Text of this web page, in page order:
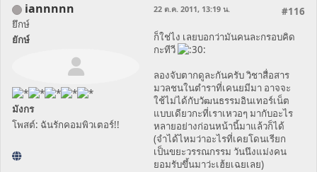
iannnnn
ยึกษ์
ยักษ์
มังกร
โพสต์: ฉันรักคอมพิวเตอร์!!
#116
22 ต.ค. 2011, 13:19 น.
ก็ใช่ไง เลยบอกว่ามันคนละกรอบคิด
กะทีวี
ลองจับตากดูละกันครับ วิชาสื่อสาร
มวลชนในตำราที่เคนยมีมา อาจจะ
ใช้ไม่ได้กับวัฒนธรรมอินเทอร์เน็ต
แบบเดียวกะที่เราเหวอๆ มากับอะไร
หลายอย่างก่อนหน้านี้มาแล้วก็ได้
(จำได้ไหมว่าอะไรที่เคยโดนเรียก
เป็นขยะวรรณกรรม วันนึงแม่งคน
ยอมรับขึ้นมาว่ะเฮ้ยเฉยเลย)